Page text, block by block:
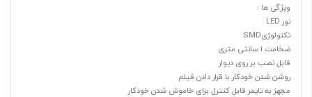
ویژگی ها :
نور LED
تکنولوژیSMD
ضخامت 1 سانتی متری
قابل نصب بر روی دیوار
روشن شدن خودکار با قرار دادن فیلم
مجهز به تایمر قابل کنترل برای خاموش شدن خودکار